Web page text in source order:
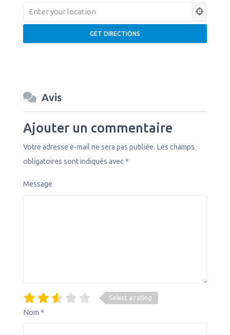
Avis
Ajouter un commentaire
Votre adresse e-mail ne sera pas publiée. Les champs
obligatoires sont indiqués avec *
Message
Select a rating
Nom *